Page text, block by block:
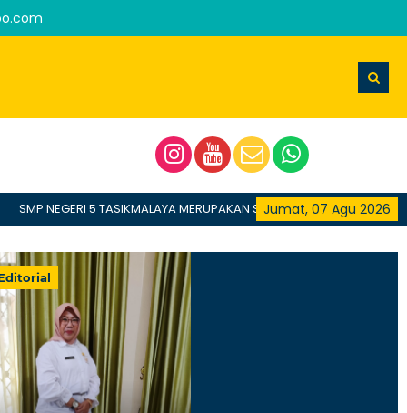
Jumat, 07 Agu 2026
NEGERI 5 TASIKMALAYA MERUPAKAN SEKOLAH TERBAIK DENGAN